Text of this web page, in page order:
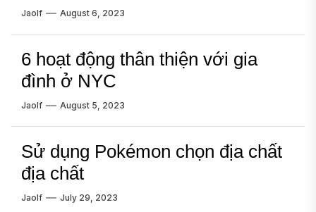
Jaolf August 6, 2023
6 hoạt động thân thiện với gia
đình ở NYC
Jaolf August 5, 2023
Sử dụng Pokémon chọn địa chất
địa chất
Jaolf July 29, 2023